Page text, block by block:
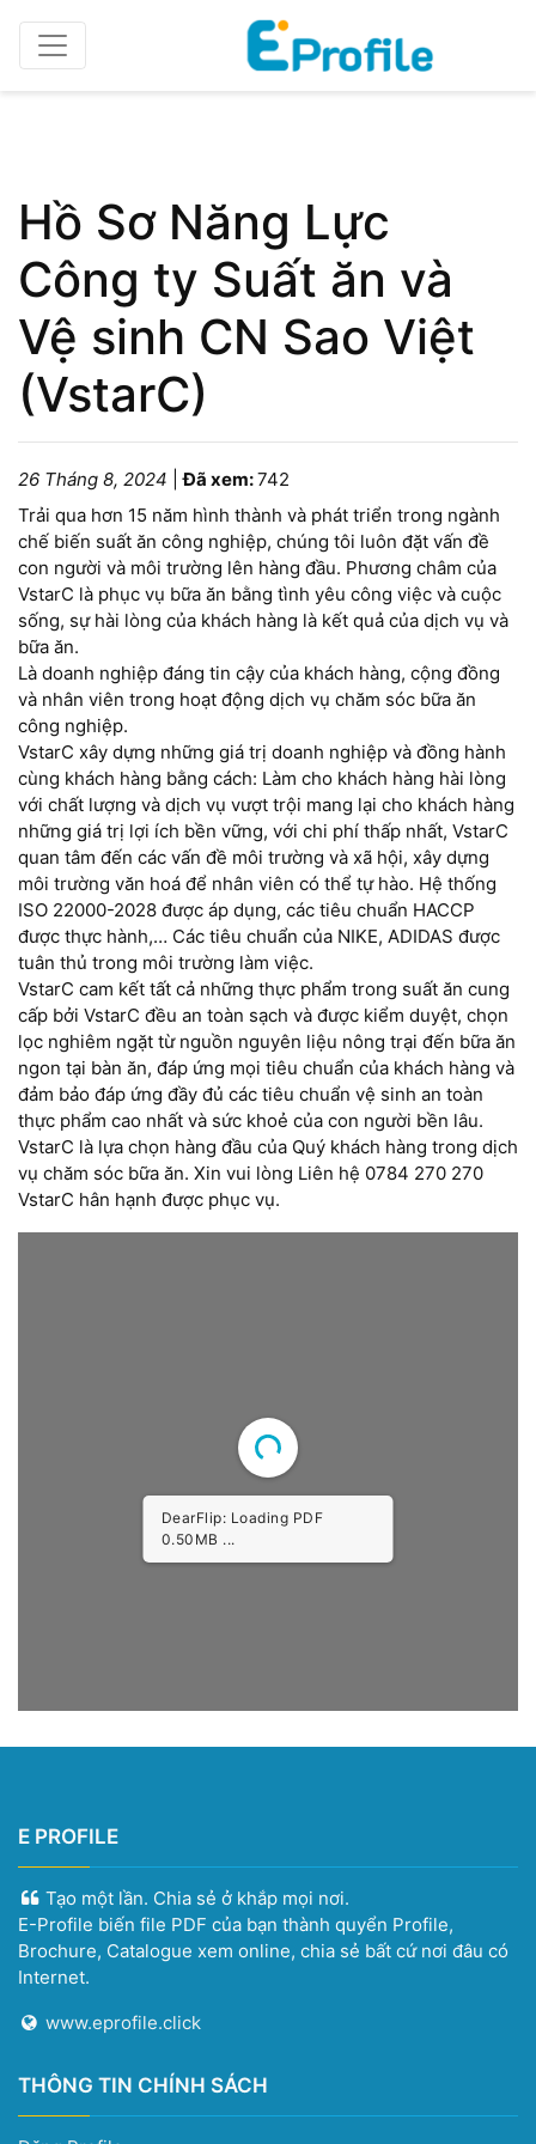
HomeProfile doanh nghiệp
Hồ Sơ Năng Lực
Công ty Suất ăn và
Vệ sinh CN Sao Việt
(VstarC)
26 Tháng 8, 2024 |Đã xem:742
Trải qua hơn 15 năm hình thành và phát triển trong ngành
chế biến suất ăn công nghiệp, chúng tôi luôn đặt vấn đề
con người và môi trường lên hàng đầu. Phương châm của
VstarC là phục vụ bữa ăn bằng tình yêu công việc và cuộc
sống, sự hài lòng của khách hàng là kết quả của dịch vụ và
bữa ăn.
Là doanh nghiệp đáng tin cậy của khách hàng, cộng đồng
và nhân viên trong hoạt động dịch vụ chăm sóc bữa ăn
công nghiệp.
VstarC xây dựng những giá trị doanh nghiệp và đồng hành
cùng khách hàng bằng cách: Làm cho khách hàng hài lòng
với chất lượng và dịch vụ vượt trội mang lại cho khách hàng
những giá trị lợi ích bền vững, với chi phí thấp nhất, VstarC
quan tâm đến các vấn đề môi trường và xã hội, xây dựng
môi trường văn hoá để nhân viên có thể tự hào. Hệ thống
ISO 22000-2028 được áp dụng, các tiêu chuẩn HACCP
được thực hành,… Các tiêu chuẩn của NIKE, ADIDAS được
tuân thủ trong môi trường làm việc.
VstarC cam kết tất cả những thực phẩm trong suất ăn cung
cấp bởi VstarC đều an toàn sạch và được kiểm duyệt, chọn
lọc nghiêm ngặt từ nguồn nguyên liệu nông trại đến bữa ăn
ngon tại bàn ăn, đáp ứng mọi tiêu chuẩn của khách hàng và
đảm bảo đáp ứng đầy đủ các tiêu chuẩn vệ sinh an toàn
thực phẩm cao nhất và sức khoẻ của con người bền lâu.
VstarC là lựa chọn hàng đầu của Quý khách hàng trong dịch
vụ chăm sóc bữa ăn. Xin vui lòng Liên hệ 0784 270 270
VstarC hân hạnh được phục vụ.
DearFlip: Loading PDF
0.50MB ...
E PROFILE
Tạo một lần. Chia sẻ ở khắp mọi nơi.
E-Profile biến file PDF của bạn thành quyển Profile,
Brochure, Catalogue xem online, chia sẻ bất cứ nơi đâu có
Internet.
www.eprofile.click
THÔNG TIN CHÍNH SÁCH